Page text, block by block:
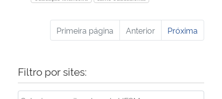
Primeira página Anterior Próxima
Filtro por sites: